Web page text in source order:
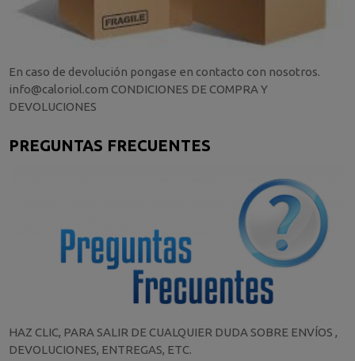
En caso de devolución pongase en contacto con nosotros.
info@caloriol.com CONDICIONES DE COMPRA Y
DEVOLUCIONES
PREGUNTAS FRECUENTES
HAZ CLIC, PARA SALIR DE CUALQUIER DUDA SOBRE ENVÍOS ,
DEVOLUCIONES, ENTREGAS, ETC.